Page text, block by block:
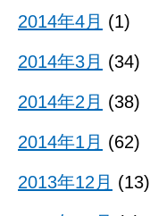
2014年4月 (1)
2014年3月 (34)
2014年2月 (38)
2014年1月 (62)
2013年12月 (13)